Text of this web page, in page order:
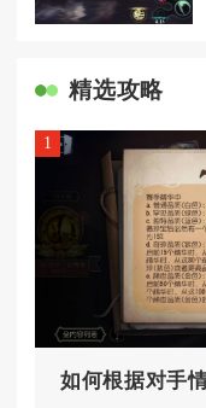
精选攻略
1
如何根据对手